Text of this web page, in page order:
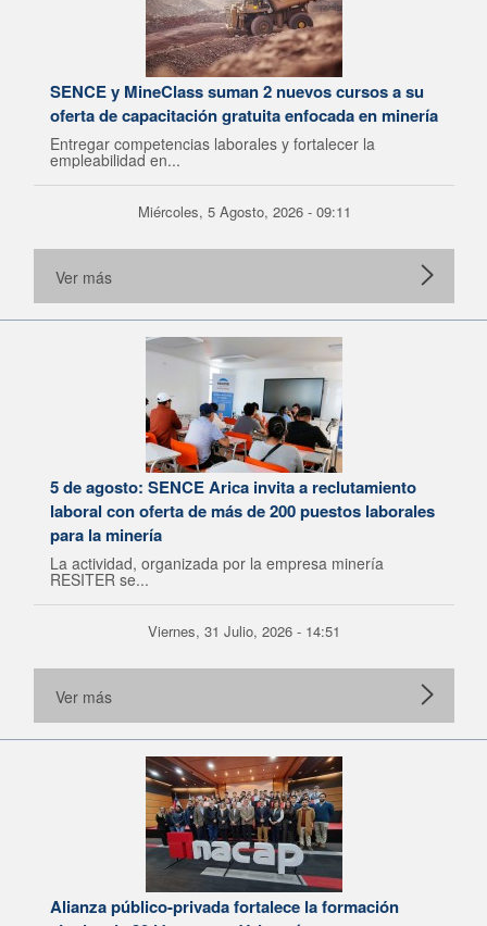
SENCE y MineClass suman 2 nuevos cursos a su
oferta de capacitación gratuita enfocada en minería
Entregar competencias laborales y fortalecer la
empleabilidad en...
Miércoles, 5 Agosto, 2026 - 09:11
Ver más
5 de agosto: SENCE Arica invita a reclutamiento
laboral con oferta de más de 200 puestos laborales
para la minería
La actividad, organizada por la empresa minería
RESITER se...
Viernes, 31 Julio, 2026 - 14:51
Ver más
Alianza público-privada fortalece la formación